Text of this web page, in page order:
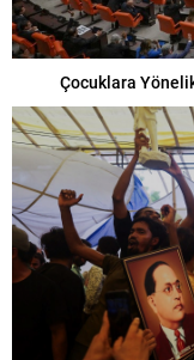
Çocuklara